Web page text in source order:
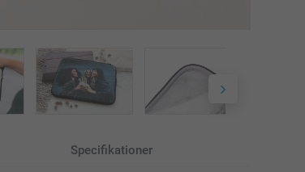
Specifikationer